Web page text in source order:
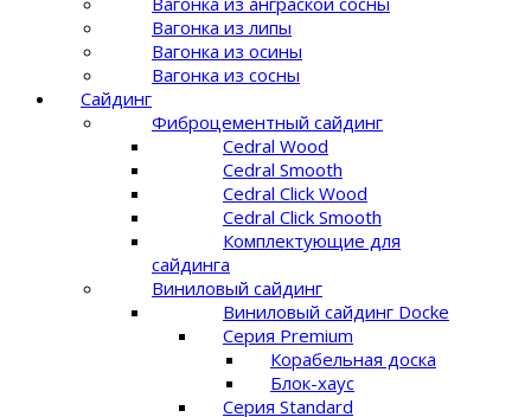
Вагонка из липы
Вагонка из осины
Вагонка из сосны
Сайдинг
Фиброцементный сайдинг
Cedral Wood
Cedral Smooth
Cedral Click Wood
Cedral Click Smooth
Комплектующие для
сайдинга
Виниловый сайдинг
Виниловый сайдинг Docke
Серия Premium
Корабельная доска
Блок-хаус
Серия Standard